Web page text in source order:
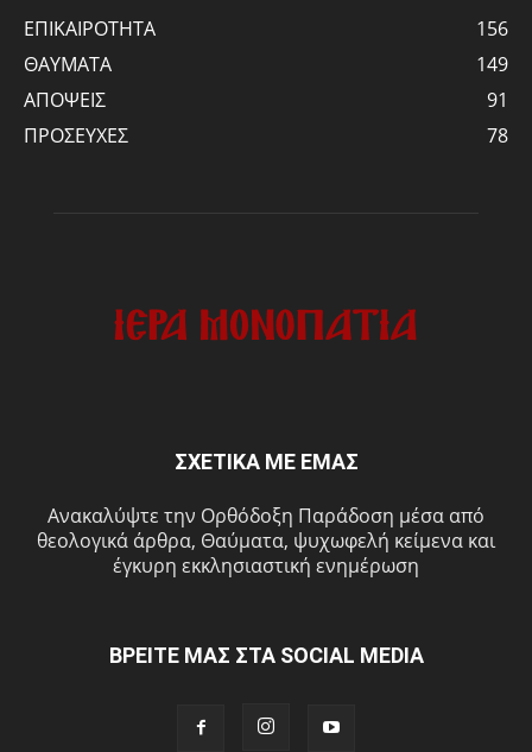
ΕΠΙΚΑΙΡΟΤΗΤΑ
156
ΘΑΥΜΑΤΑ
149
ΑΠΟΨΕΙΣ
91
ΠΡΟΣΕΥΧΕΣ
78
ΣΧΕΤΙΚΑ ΜΕ ΕΜΑΣ
Ανακαλύψτε την Ορθόδοξη Παράδοση μέσα από
θεολογικά άρθρα, Θαύματα, ψυχωφελή κείμενα και
έγκυρη εκκλησιαστική ενημέρωση
ΒΡΕΙΤΕ ΜΑΣ ΣΤΑ SOCIAL MEDIA